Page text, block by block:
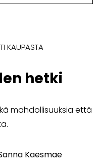
KAUPASTA
hetki
mahdollisuuksia että
Kaesmae